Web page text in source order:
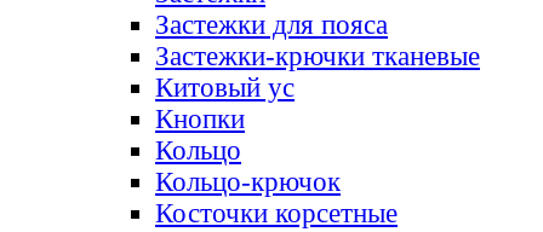
Застежки для пояса
Застежки-крючки тканевые
Китовый ус
Кнопки
Кольцо
Кольцо-крючок
Косточки корсетные